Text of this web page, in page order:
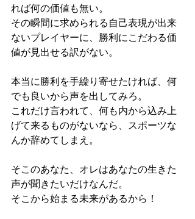
れば何の価値も無い。
その瞬間に求められる自己表現が出来
ないプレイヤーに、勝利にこだわる価
値が見出せる訳がない。
本当に勝利を手繰り寄せたければ、何
でも良いから声を出してみろ。
これだけ言われて、何も内から込み上
げて来るものがないなら、スポーツな
んか辞めてしまえ。
そこのあなた、オレはあなたの生きた
声が聞きたいだけなんだ。
そこから始まる未来があるから！